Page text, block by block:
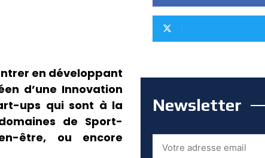
en développant
d’une Innovation
ups qui sont à la
de Sport-
être, ou encore
Newsletter